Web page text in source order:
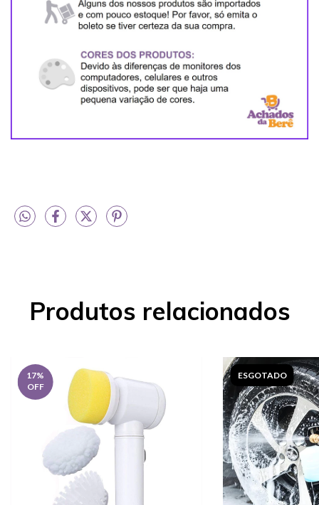
Produtos relacionados
17%
OFF
ESGOTADO